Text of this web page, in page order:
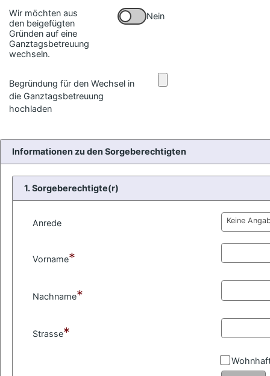
Wir möchten aus
den beigefügten
Gründen auf eine
Ganztagsbetreuung
wechseln.
Nein
Begründung für den Wechsel in
die Ganztagsbetreuung
hochladen
Informationen zu den Sorgeberechtigten
1. Sorgeberechtigte(r)
Anrede Keine
Vorname*
Nachname*
Strasse*